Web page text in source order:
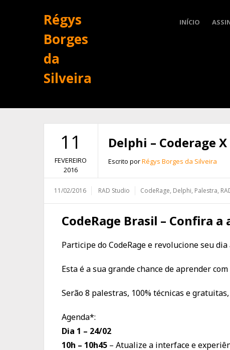
Régys
Borges
da
Silveira
INÍCIO
11
FEVEREIRO
2016
Delphi – Coderage
Escrito porRégys Borges da Silveira
11/02/2016 RAD Studio CodeRage, Delphi, Palestra,
CodeRage Brasil – Confira
Participe do CodeRage e revolucione seu dia
Esta é a sua grande chance de aprender
Serão 8 palestras, 100% técnicas e
Agenda*:
Dia 1 – 24/02
10h – 10h45 – Atualize a interface e